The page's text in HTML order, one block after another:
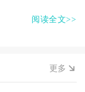
阅读全文>>
更多